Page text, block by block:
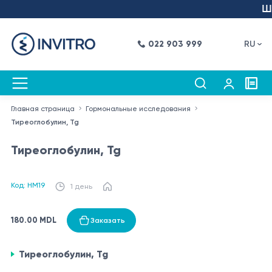
022 903 999 RU
Главная страница
Гормональные исследования
Тиреоглобулин, Tg
Тиреоглобулин, Tg
Код: HM19 1 день
180.00 MDL Заказать
Тиреоглобулин, Tg